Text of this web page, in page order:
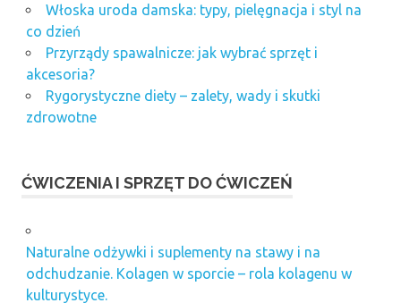
Włoska uroda damska: typy, pielęgnacja i styl na
co dzień
Przyrządy spawalnicze: jak wybrać sprzęt i
akcesoria?
Rygorystyczne diety – zalety, wady i skutki
zdrowotne
ĆWICZENIA I SPRZĘT DO ĆWICZEŃ
Naturalne odżywki i suplementy na stawy i na
odchudzanie. Kolagen w sporcie – rola kolagenu w
kulturystyce.